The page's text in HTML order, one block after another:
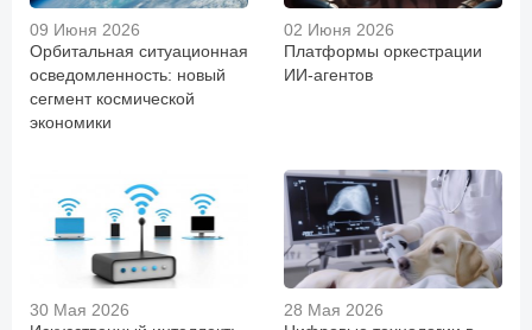
09 Июня 2026
Орбитальная ситуационная
осведомленность: новый
сегмент космической
экономики
02 Июня 2026
Платформы оркестрации
ИИ-агентов
30 Мая 2026
28 Мая 2026